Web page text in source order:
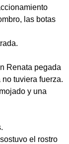
las botas
Renata pegada
tuviera fuerza.
y una
el rostro